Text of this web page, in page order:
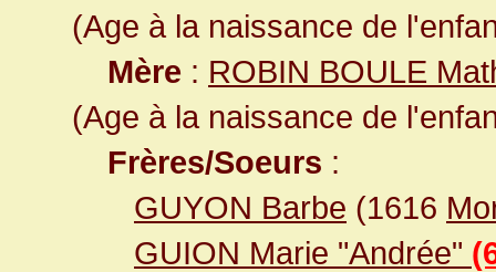
(Age à la naissance de
Mère : ROBIN BOULE
(Age à la naissance de
Frères/Soeurs :
GUYON Barbe (1616
GUION Marie "Andrée"